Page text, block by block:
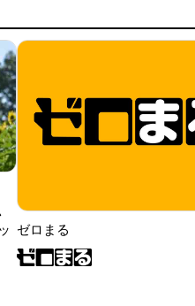
ゼロまる